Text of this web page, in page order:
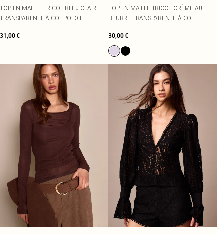
TOP EN MAILLE TRICOT BLEU CLAIR
TRANSPARENTE À COL POLO ET
31,00 €
TOP EN MAILLE TRICOT CRÈME AU
BEURRE TRANSPARENTE À COL
30,00 €